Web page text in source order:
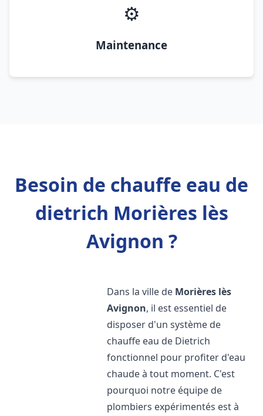
⚙️
Maintenance
Besoin de chauffe eau de
dietrich Morières lès
Avignon ?
Dans la ville de Morières lès
Avignon, il est essentiel de
disposer d'un système de
chauffe eau de Dietrich
fonctionnel pour profiter d'eau
chaude à tout moment. C'est
pourquoi notre équipe de
plombiers expérimentés est à